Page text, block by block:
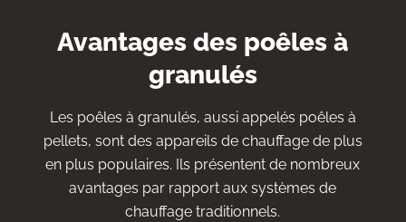
Avantages des poêles à
granulés
Les poêles à granulés, aussi appelés poêles à
pellets, sont des appareils de chauffage de plus
en plus populaires. Ils présentent de nombreux
avantages par rapport aux systèmes de
chauffage traditionnels.